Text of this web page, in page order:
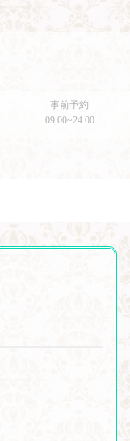
事前予約
09:00~24:00